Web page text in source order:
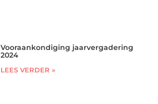
Vooraankondiging jaarvergadering
2024
LEES VERDER »